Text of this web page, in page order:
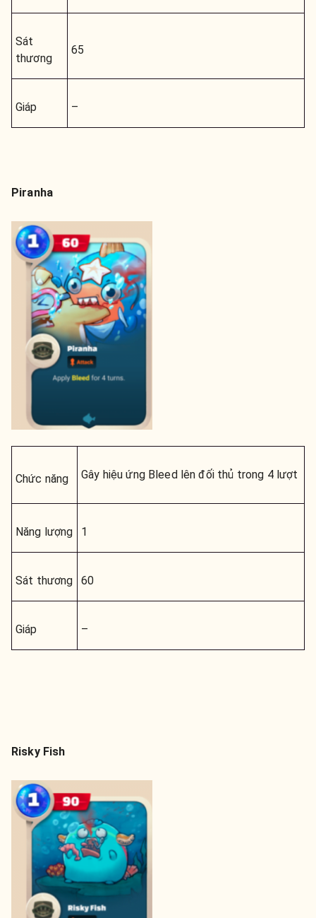
Sát
thương
65
Giáp –
Piranha
Chức năng Gây hiệu ứng Bleed lên đối thủ trong 4 lượt
Năng lượng 1
Sát thương 60
Giáp –
Risky Fish